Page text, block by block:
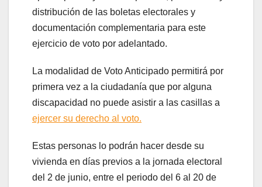
distribución de las boletas electorales y
documentación complementaria para este
ejercicio de voto por adelantado.
La modalidad de Voto Anticipado permitirá por
primera vez a la ciudadanía que por alguna
discapacidad no puede asistir a las casillas a
ejercer su derecho al voto.
Estas personas lo podrán hacer desde su
vivienda en días previos a la jornada electoral
del 2 de junio, entre el periodo del 6 al 20 de